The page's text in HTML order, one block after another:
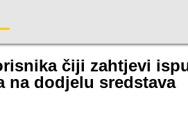
čiji zahtjevi
na dodjelu sredstava